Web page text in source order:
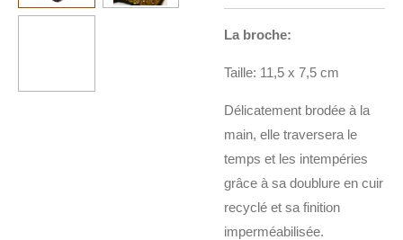
La broche:
Taille: 11,5 x 7,5 cm
Délicatement brodée à la
main, elle traversera le
temps et les intempéries
grâce à sa doublure en cuir
recyclé et sa finition
imperméabilisée.